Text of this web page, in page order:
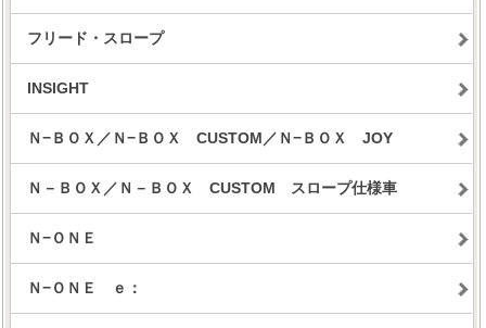
フリード・スロープ
INSIGHT
Ｎ−ＢＯＸ／Ｎ−ＢＯＸ CUSTOM／Ｎ−ＢＯＸ JOY
Ｎ－ＢＯＸ／Ｎ－ＢＯＸ CUSTOM スロープ仕様車
Ｎ−ＯＮＥ
Ｎ−ＯＮＥ ｅ：